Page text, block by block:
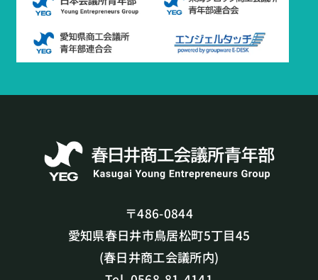
〒486-0844
愛知県春日井市鳥居松町5丁目45
(春日井商工会議所内)